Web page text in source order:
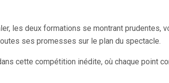
les deux formations se montrant
ses promesses sur le plan du spectacle.
cette compétition inédite, où chaque point